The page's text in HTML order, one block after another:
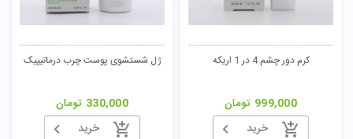
کرم دور چشم 4 در 1 اریکه
999,000 تومان
خرید
ژل شستشوی پوست چرب درماتیپیک
330,000 تومان
خرید